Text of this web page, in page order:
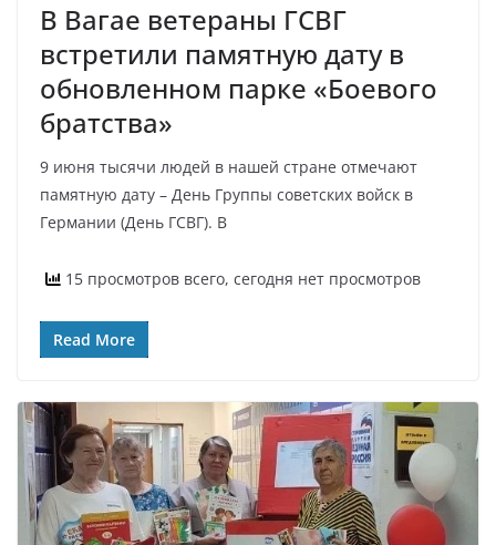
В Вагае ветераны ГСВГ
встретили памятную дату в
обновленном парке «Боевого
братства»
9 июня тысячи людей в нашей стране отмечают
памятную дату – День Группы советских войск в
Германии (День ГСВГ). В
15 просмотров всего, сегодня нет просмотров
Read More